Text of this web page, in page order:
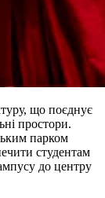
що поєднує
простори.
парком
студентам
до центру